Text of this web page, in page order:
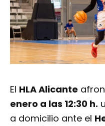
El HLA Alicante
enero a las 12:30 h.
a domicilio ante el